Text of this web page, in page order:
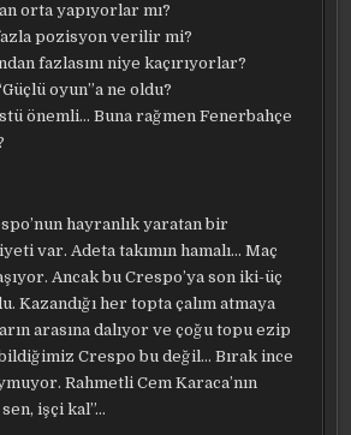
orta yapıyorlar mı?
pozisyon verilir mi?
fazlasını niye kaçırıyorlar?
oyun”a ne oldu?
önemli… Buna rağmen Fenerbahçe
hayranlık yaratan bir
var. Adeta takımın hamalı… Maç
Ancak bu Crespo’ya son iki-üç
Kazandığı her topta çalım atmaya
arasına dalıyor ve çoğu topu ezip
Crespo bu değil… Bırak ince
Rahmetli Cem Karaca’nın
işçi kal”…